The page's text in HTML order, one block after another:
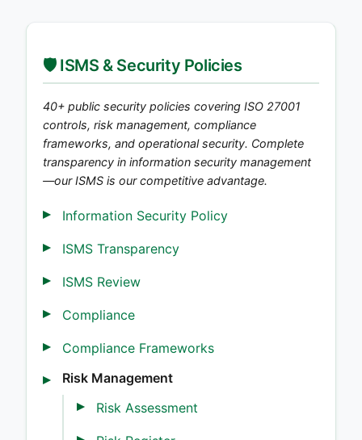
🛡️ ISMS & Security Policies
40+ public security policies covering ISO 27001
controls, risk management, compliance
frameworks, and operational security. Complete
transparency in information security management
—our ISMS is our competitive advantage.
Information Security Policy
ISMS Transparency
ISMS Review
Compliance
Compliance Frameworks
Risk Management
Risk Assessment